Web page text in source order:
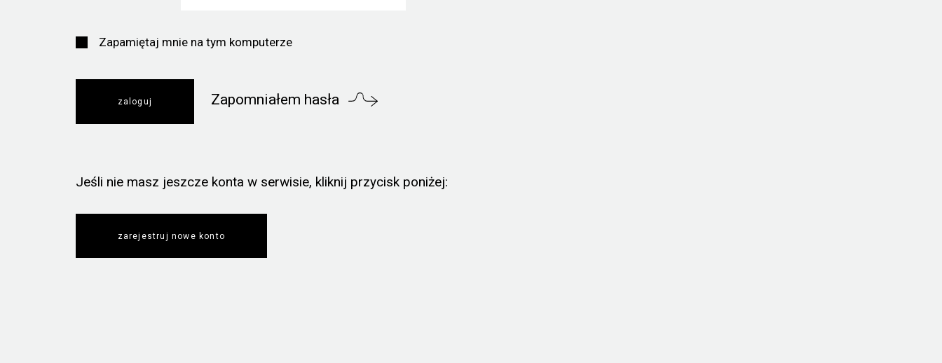
Zapamiętaj mnie na tym komputerze
Zapomniałem hasła
Jeśli nie masz jeszcze konta w serwisie, kliknij przycisk poniżej:
zarejestruj nowe konto